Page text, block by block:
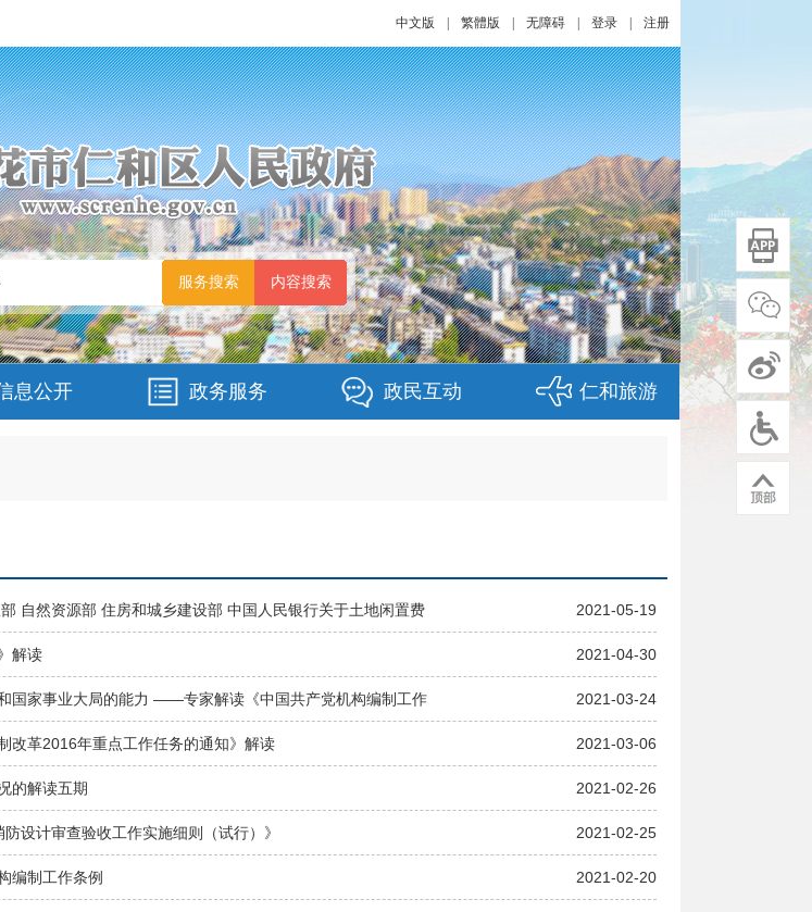
中文版 繁體版 无障碍 登录 注册
息公开 政务服务 政民互动 仁和旅游
2021-05-19
自然资源部 住房和城乡建设部 中国人民银行关于土地闲置费
2021-04-30
解读
2021-03-24
国家事业大局的能力 ——专家解读《中国共产党机构编制工作
2021-03-06
改革2016年重点工作任务的通知》解读
2021-02-26
的解读五期
2021-02-25
设计审查验收工作实施细则（试行）》
2021-02-20
编制工作条例